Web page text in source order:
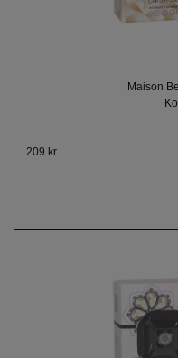
Maison
209 kr